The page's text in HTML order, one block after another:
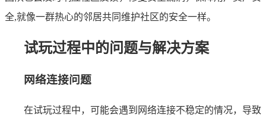
全,就像一群热心的邻居共同维护社区的安全一样。
试玩过程中的问题与解决方案
网络连接问题
在试玩过程中，可能会遇到网络连接不稳定的情况，导致